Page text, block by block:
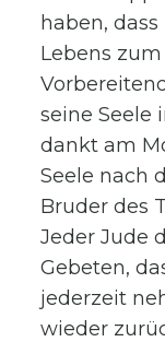
haben,
Lebens
seine Seele
dankt am
Seele nach
Bruder des
Jeder Jude
Gebeten,
jederzeit
wieder